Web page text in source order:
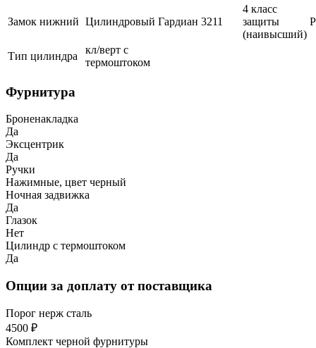
Замок нижний Цилиндровый Гардиан 3211
4 класс
защиты
(наивысший)
Тип цилиндра
кл/верт с
термоштоком
Фурнитура
Броненакладка
Да
Эксцентрик
Да
Ручки
Нажимные, цвет черный
Ночная задвижка
Да
Глазок
Нет
Цилиндр с термоштоком
Да
Опции за доплату от поставщика
Порог нерж сталь
4500 ₽
Комплект черной фурнитуры